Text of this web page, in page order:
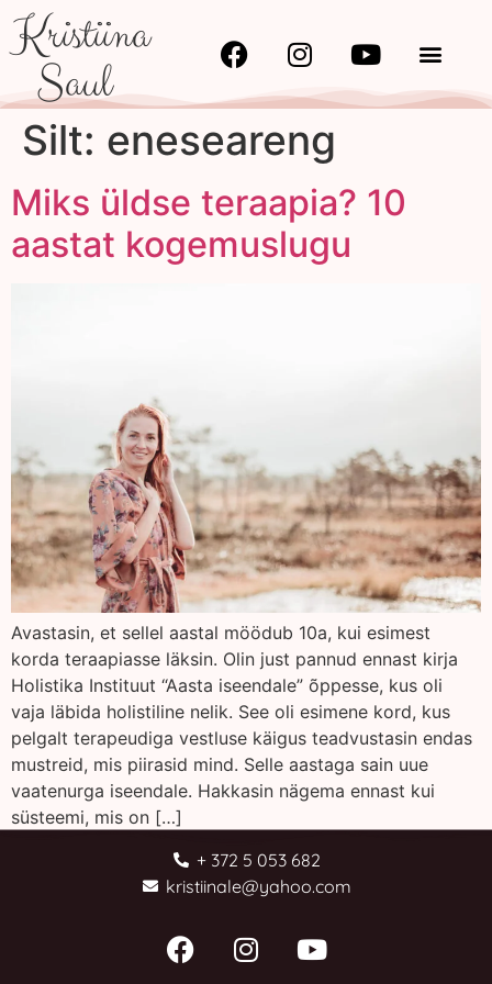
Kristiina
Saul
Silt: eneseareng
Miks üldse teraapia? 10
aastat kogemuslugu
Avastasin, et sellel aastal möödub 10a, kui esimest
korda teraapiasse läksin. Olin just pannud ennast kirja
Holistika Instituut “Aasta iseendale” õppesse, kus oli
vaja läbida holistiline nelik. See oli esimene kord, kus
pelgalt terapeudiga vestluse käigus teadvustasin endas
mustreid, mis piirasid mind. Selle aastaga sain uue
vaatenurga iseendale. Hakkasin nägema ennast kui
süsteemi, mis on […]
+ 372 5 053 682
kristiinale@yahoo.com